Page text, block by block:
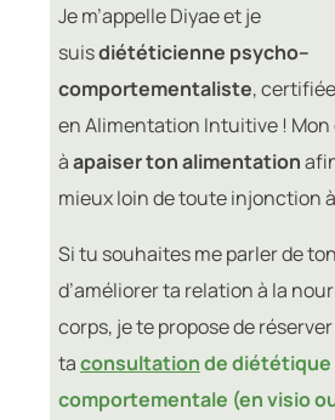
Je m’appelle Diyae et je
suisdiététicienne psycho–
comportementaliste, certifiée
en Alimentation Intuitive ! Mon
àapaiser ton alimentation
mieux loin de toute injonction
Si tu souhaites me parler de
d’améliorer ta relation à la
corps, je te propose de réserver
taconsultationde diététique
comportementale (en visio